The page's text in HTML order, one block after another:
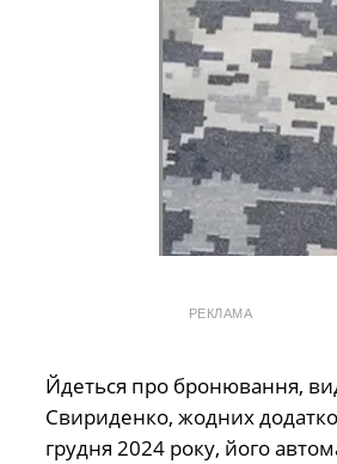
РЕКЛАМА
Йдеться про бронювання,
Свириденко, жодних
грудня 2024 року, його